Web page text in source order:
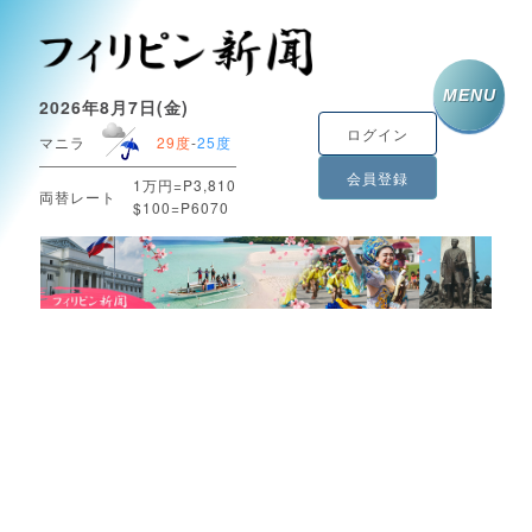
2026年8月7日(金)
マニラ 29度-25度
両替レート
1万円=P3,810
$100=P6070
ログイン
会員登録
MENU